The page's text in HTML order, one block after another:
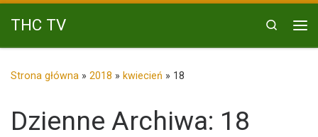
Przejdź do treści
THC TV
Search
Strona główna » 2018 » kwiecień » 18
Dzienne Archiwa: 18